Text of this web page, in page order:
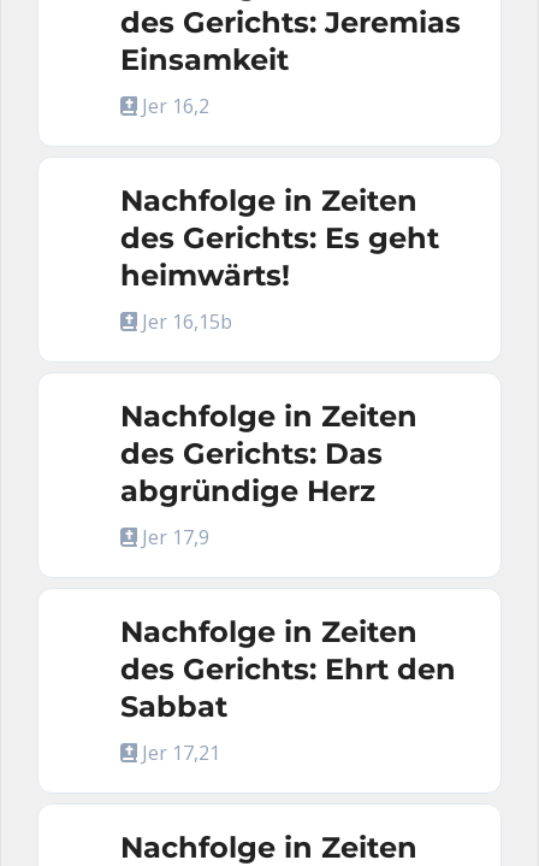
des Gerichts: Jeremias
Einsamkeit
Jer 16,2
Nachfolge in Zeiten
des Gerichts: Es geht
heimwärts!
Jer 16,15b
Nachfolge in Zeiten
des Gerichts: Das
abgründige Herz
Jer 17,9
Nachfolge in Zeiten
des Gerichts: Ehrt den
Sabbat
Jer 17,21
Nachfolge in Zeiten